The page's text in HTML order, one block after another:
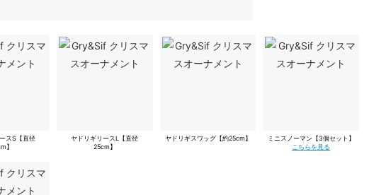
スS【直径
】
ヤドリギリースL【直径
25cm】
ヤドリギスワッグ【約25cm】
ミニスノーマン【3個セット】
こちらを見る